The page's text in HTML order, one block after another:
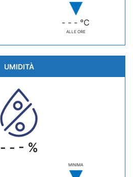
- - - °C
ALLE ORE
UMIDITÀ
- - - %
MINIMA